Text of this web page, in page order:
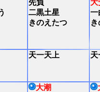
先負
二黒土星
きのえたつ
大
一
天一天上 天
大潮